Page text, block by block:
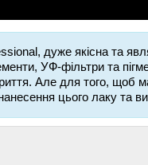
дуже якісна та
УФ-фільтри та
Але для того, щоб
цього лаку та